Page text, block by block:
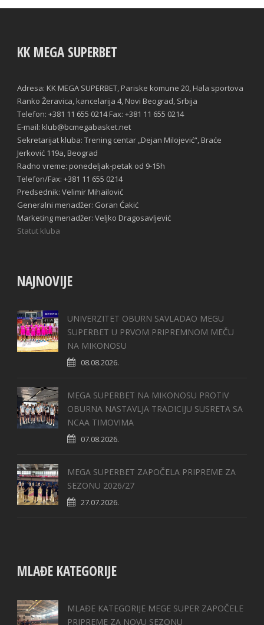
KK MEGA SUPERBET
Adresa: KK MEGA SUPERBET, Pariske komune 20, Hala sportova
Ranko Žeravica, kancelarija 4, Novi Beograd, Srbija
Telefon: +381 11 655 0214 Fax: +381 11 655 0214
E-mail: klub@bcmegabasket.net
Sekretarijat kluba: Trening centar „Dejan Milojević“, Braće
Jerković 119a, Beograd
Radno vreme: ponedeljak-petak od 9-15h
Telefon/Fax: +381 11 655 0214
Predsednik: Velimir Mihailović
Generalni menadžer: Goran Ćakić
Marketing menadžer: Veljko Dragosavljević
Statut kluba
NAJNOVIJE
UNIVERZITET OBURN SAVLADAO MEGU
SUPERBET U PRVOM PRIPREMNOM MEČU
NA MIKONOSU
08.08.2026.
MEGA SUPERBET NA MIKONOSU PROTIV
OBURNA NASTAVLJA TRADICIJU SUSRETA SA
NCAA TIMOVIMA
07.08.2026.
MEGA SUPERBET ZAPOČELA PRIPREME ZA
SEZONU 2026/27
27.07.2026.
MLAĐE KATEGORIJE
MLAĐE KATEGORIJE MEGE SUPER ZAPOČELE
PRIPREME ZA NOVU SEZONU